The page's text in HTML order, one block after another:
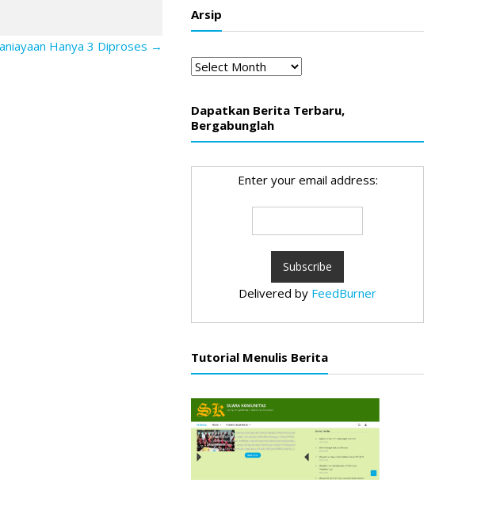
Hanya 3 Diproses →
Arsip
Arsip
Dapatkan Berita Terbaru,
Bergabunglah
Enter your email address:
Delivered by FeedBurner
Tutorial Menulis Berita